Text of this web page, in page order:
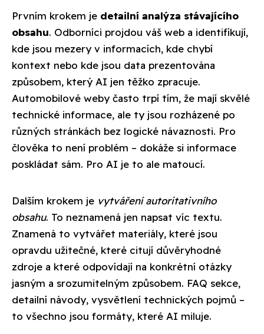
Prvním krokem je detailní analýza stávajícího
obsahu. Odborníci projdou váš web a identifikují,
kde jsou mezery v informacích, kde chybí
kontext nebo kde jsou data prezentována
způsobem, který AI jen těžko zpracuje.
Automobilové weby často trpí tím, že mají skvělé
technické informace, ale ty jsou rozházené po
různých stránkách bez logické návaznosti. Pro
člověka to není problém – dokáže si informace
poskládat sám. Pro AI je to ale matoucí.
Dalším krokem je vytváření autoritativního
obsahu. To neznamená jen napsat víc textu.
Znamená to vytvářet materiály, které jsou
opravdu užitečné, které citují důvěryhodné
zdroje a které odpovídají na konkrétní otázky
jasným a srozumitelným způsobem. FAQ sekce,
detailní návody, vysvětlení technických pojmů –
to všechno jsou formáty, které AI miluje.